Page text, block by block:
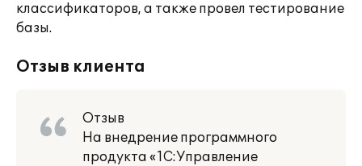
классификаторов, а также провел тестирование
базы.
Отзыв клиента
Отзыв
На внедрение программного
продукта «1С:Управление